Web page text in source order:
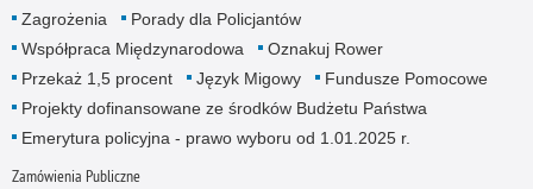
Zagrożenia
Porady dla Policjantów
Współpraca Międzynarodowa
Oznakuj Rower
Przekaż 1,5 procent
Język Migowy
Fundusze Pomocowe
Projekty dofinansowane ze środków Budżetu Państwa
Emerytura policyjna - prawo wyboru od 1.01.2025 r.
Zamówienia Publiczne